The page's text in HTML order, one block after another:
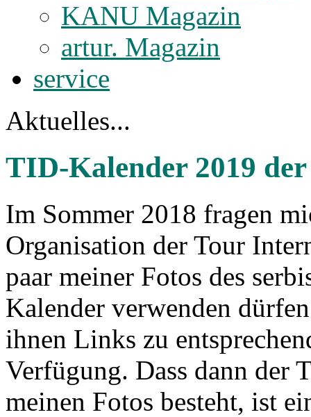
KANU Magazin
artur. Magazin
service
Aktuelles...
TID-Kalender 2019
Im Sommer 2018 fragen
Organisation der Tour
paar meiner Fotos des
Kalender verwenden
ihnen Links zu
Verfügung. Dass dann der
meinen Fotos besteht, ist